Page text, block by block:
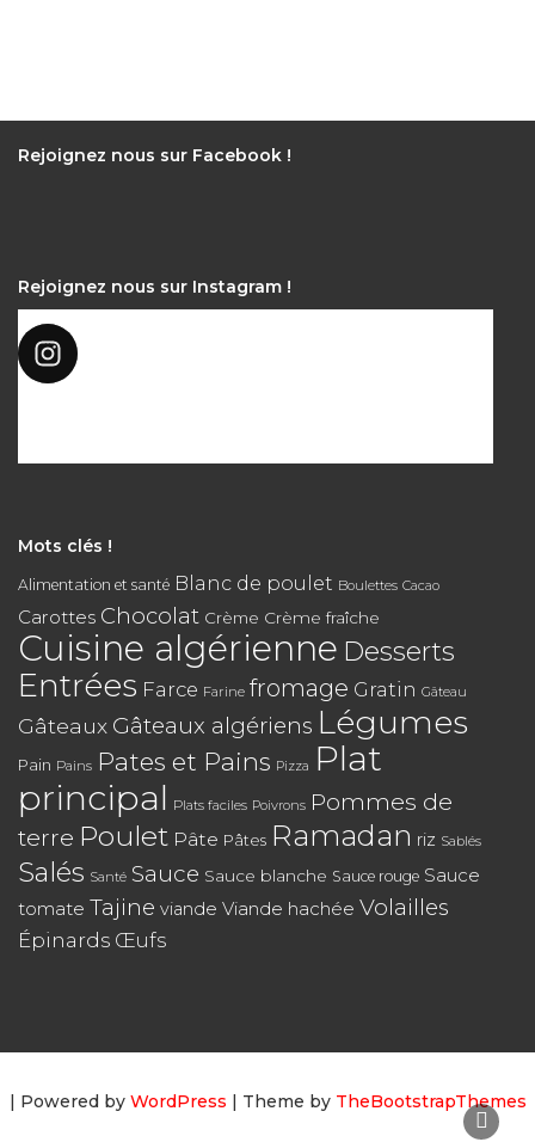
Rejoignez nous sur Facebook !
Rejoignez nous sur Instagram !
Mots clés !
Alimentation et santé Blanc de poulet Boulettes Cacao
Carottes Chocolat Crème Crème fraîche
Cuisine algérienne Desserts
Entrées Farce Farine fromage Gratin Gâteau
Gâteaux Gâteaux algériens Légumes
Pain Pains Pates et Pains Pizza
Plat
principal Plats faciles Poivrons Pommes de
terre Poulet Pâte Pâtes Ramadan riz Sablés
Salés Santé Sauce Sauce blanche Sauce rouge Sauce
tomate Tajine viande Viande hachée Volailles
Épinards Œufs
| Powered by WordPress | Theme by TheBootstrapThemes